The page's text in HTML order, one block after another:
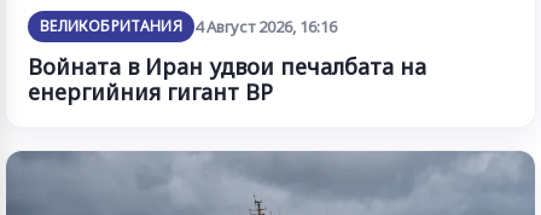
ВЕЛИКОБРИТАНИЯ 4 Август 2026, 16:16
Войната в Иран удвои печалбата на
енергийния гигант BP